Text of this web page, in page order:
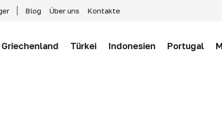
Blog Über uns Kontakte
Griechenland Türkei Indonesien Portugal